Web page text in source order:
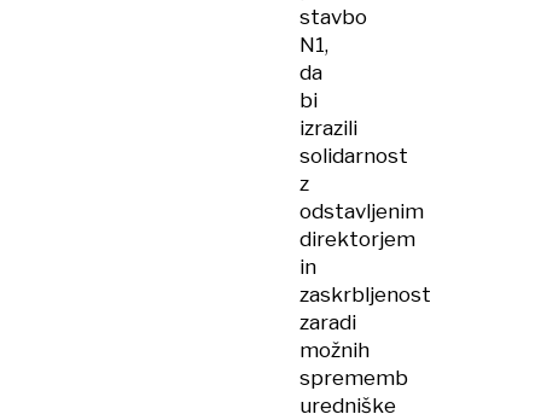
stavbo
N1,
da
bi
izrazili
solidarnost
z
odstavljenim
direktorjem
in
zaskrbljenost
zaradi
možnih
sprememb
uredniške